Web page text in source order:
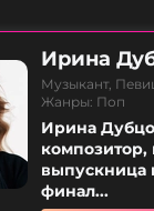
Ирина
Музыкант,
Жанры: Поп
Ирина
композитор,
выпускница
финал...